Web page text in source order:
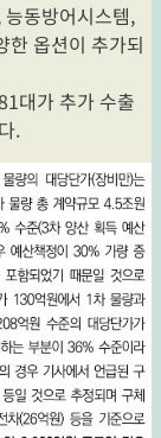
동방어시스템,
한 옵션이 추가되
대가 추가 수출
.